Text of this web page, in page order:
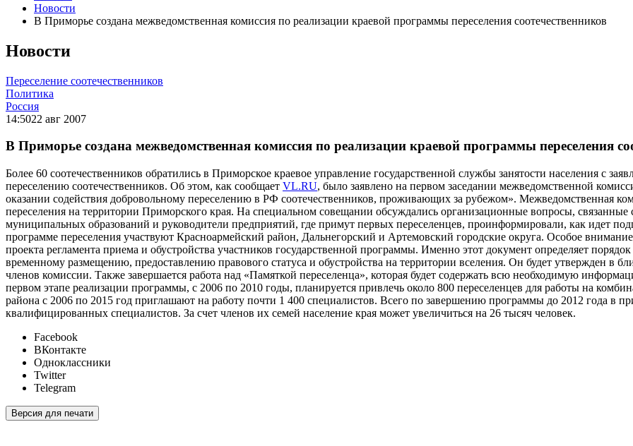
Новости
В Приморье создана межведомственная комиссия по реализации краевой программы переселения соотечественников
Новости
Переселение соотечественников
Политика
Россия
14:5022 авг 2007
В Приморье создана межведомственная комиссия по реализации краевой программы переселения
Более 60 соотечественников обратились в Приморское краевое управление государственной службы занятости населения с
переселению соотечественников. Об этом, как сообщает VL.RU, было заявлено на первом заседании межведомственной
оказании содействия добровольному переселению в РФ соотечественников, проживающих за рубежом». Межведомственная
переселения на территории Приморского края. На специальном совещании обсуждались организационные вопросы,
муниципальных образований и руководители предприятий, где примут первых переселенцев, проинформировали, как идет
программе переселения участвуют Красноармейский район, Дальнегорский и Артемовский городские округа. Особое
проекта регламента приема и обустройства участников государственной программы. Именно этот документ определяет
временному размещению, предоставлению правового статуса и обустройства на территории вселения. Он будет утвержден в
членов комиссии. Также завершается работа над «Памяткой переселенца», которая будет содержать всю необходимую
первом этапе реализации программы, с 2006 по 2010 годы, планируется привлечь около 800 переселенцев для работы на
района с 2006 по 2015 год приглашают на работу почти 1 400 специалистов. Всего по завершению программы до 2012 года в
квалифицированных специалистов. За счет членов их семей население края может увеличиться на 26 тысяч человек.
Facebook
ВКонтакте
Одноклассники
Twitter
Telegram
Версия для печати